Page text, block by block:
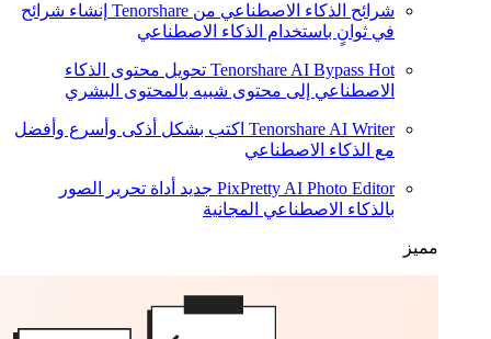
شرائح الذكاء الاصطناعي من Tenorshare
إنشاء شرائح
في ثوانٍ باستخدام الذكاء الاصطناعي
Tenorshare AI Bypass Hot
تحويل محتوى الذكاء
الاصطناعي إلى محتوى شبيه بالمحتوى البشري
Tenorshare AI Writer اكتب بشكل أذكى وأسرع وأفضل
مع الذكاء الاصطناعي
PixPretty AI Photo Editor جديد أداة تحرير الصور
بالذكاء الاصطناعي المجانية
مميز